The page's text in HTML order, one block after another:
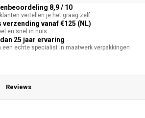
8,9 / 10
vertellen je het graag zelf
verzending vanaf €125 (NL)
en snel in huis
25 jaar ervaring
een echte specialist in maatwerk verpakkingen
Reviews